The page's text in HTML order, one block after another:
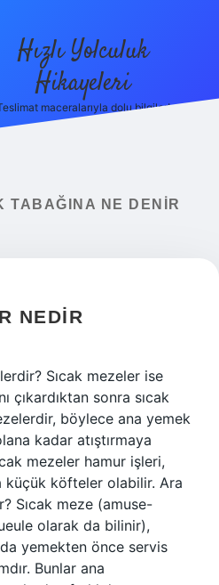
Hızlı Yolculuk
Hikayeleri
maceralarıyla dolu bilgiler!
TABAĞINA NE DENIR
NEDIR
Sıcak mezeler ise
çıkardıktan sonra sıcak
böylece ana yemek
kadar atıştırmaya
mezeler hamur işleri,
küçük köfteler olabilir. Ara
Sıcak meze (amuse-
olarak da bilinir),
yemekten önce servis
Bunlar ana